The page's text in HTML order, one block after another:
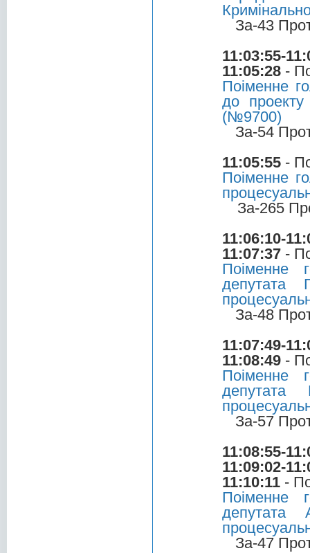
За-43
11:03:55-
11:05:28 -
Поіменне
до проекту
(№9700)
За-54
11:05:55 -
Поіменне
За-265
11:06:10-
11:07:37 -
Поіменне
депутата
За-48
11:07:49-
11:08:49 -
Поіменне
депутата
За-57
11:08:55-
11:09:02-
11:10:11 -
Поіменне
депутата
За-47